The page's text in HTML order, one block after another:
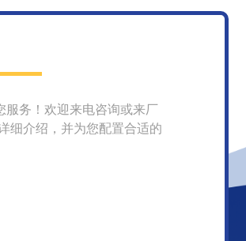
服务！欢迎来电咨询或来厂
细介绍，并为您配置合适的